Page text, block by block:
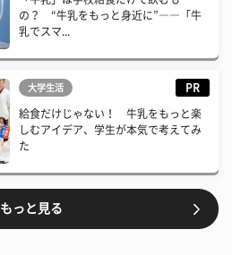
の？ “牛乳をもっと身近に”――「牛
乳でスマ...
大学生活 PR
給食だけじゃない！ 牛乳をもっと楽
しむアイデア、学生が本気で考えてみ
た
もっと見る